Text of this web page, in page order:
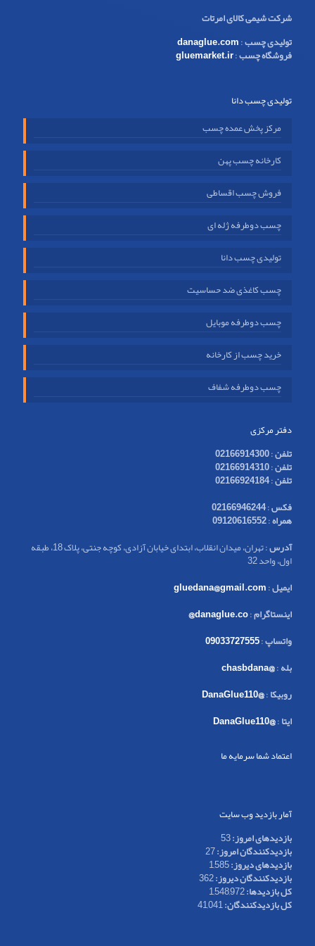
شرکت شیمی کالای امرتات
تولیدی چسب:
danaglue.com
فروشگاه چسب:
gluemarket.ir
تولیدی چسب دانا
مرکز پخش عمده چسب
کارخانه چسب پهن
فروش چسب اقساطی
چسب دوطرفه ژله ای
تولیدی چسب دانا
چسب کاغذی ضد حساسیت
چسب دوطرفه موبایل
خرید چسب از کارخانه
چسب دوطرفه شفاف
دفتر مرکزی
تلفن:
02166914300
تلفن:
02166914310
تلفن:
02166924184
فکس:
02166946244
همراه:
09120616552
آدرس
: تهران، میدان انقلاب، ابتدای خیابان آزادی، کوچه جنتی، پلاک 18، طبقه
اول، واحد 32
ایمیل:
gluedana@gmail.com
اینستاگرام:
danaglue.co@
واتساپ:
09033727555
بله:
@chasbdana
روبیکا:
@DanaGlue110
ایتا:
@DanaGlue110
اعتماد شما سرمایه ما
آمار بازدید وب سایت
بازدیدهای امروز:53
بازدیدکنندگان امروز:27
بازدیدهای دیروز:1,585
بازدیدکنندگان دیروز:362
کل بازدیدها:1,548,972
کل بازدیدکنند‌گان:41,041